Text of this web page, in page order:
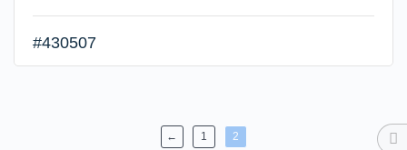
#430507
← 1 2